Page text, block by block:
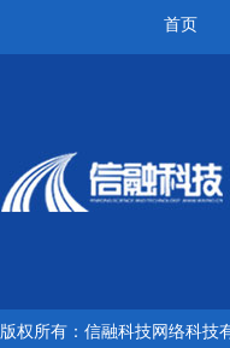
首页
版权所有：信融科技网络科